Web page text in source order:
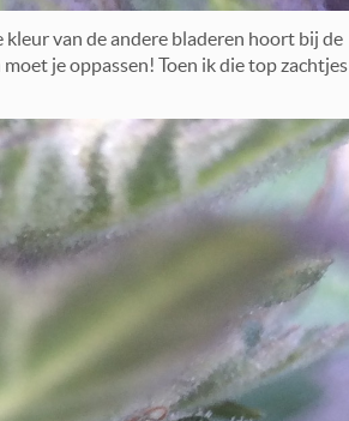
van de andere bladeren hoort bij de
je oppassen! Toen ik die top zachtjes